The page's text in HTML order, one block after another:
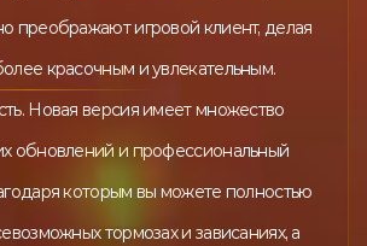
преображают игровой клиент, делая
красочным и увлекательным.
Новая версия имеет множество
обновлений и профессиональный
которым вы можете полностью
тормозах и зависаниях, а